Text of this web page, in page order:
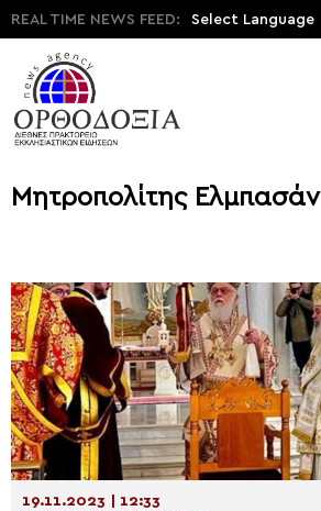
REAL TIME NEWS FEED: Select Language
Μητροπολίτης Ελμπασάν
19.11.2023 | 12:33